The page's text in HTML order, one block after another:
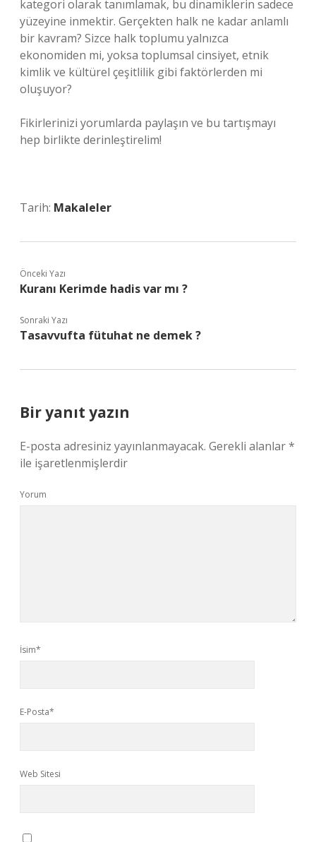
kategori olarak tanımlamak, bu dinamiklerin sadece
yüzeyine inmektir. Gerçekten halk ne kadar anlamlı
bir kavram? Sizce halk toplumu yalnızca
ekonomiden mi, yoksa toplumsal cinsiyet, etnik
kimlik ve kültürel çeşitlilik gibi faktörlerden mi
oluşuyor?
Fikirlerinizi yorumlarda paylaşın ve bu tartışmayı
hep birlikte derinleştirelim!
Tarih: Makaleler
Önceki Yazı
Kuranı Kerimde hadis var mı ?
Sonraki Yazı
Tasavvufta fütuhat ne demek ?
Bir yanıt yazın
E-posta adresiniz yayınlanmayacak. Gerekli alanlar*
ile işaretlenmişlerdir
Yorum
İsim*
E-Posta*
Web Sitesi